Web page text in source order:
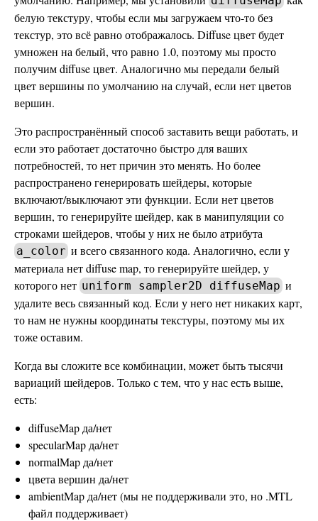
белую текстуру, чтобы если мы загружаем что-то без
текстур, это всё равно отображалось. Diffuse цвет будет
умножен на белый, что равно 1.0, поэтому мы просто
получим diffuse цвет. Аналогично мы передали белый
цвет вершины по умолчанию на случай, если нет цветов
вершин.
Это распространённый способ заставить вещи работать, и
если это работает достаточно быстро для ваших
потребностей, то нет причин это менять. Но более
распространено генерировать шейдеры, которые
включают/выключают эти функции. Если нет цветов
вершин, то генерируйте шейдер, как в манипуляции со
строками шейдеров, чтобы у них не было атрибута
a_color и всего связанного кода. Аналогично, если у
материала нет diffuse map, то генерируйте шейдер, у
которого нет uniform sampler2D diffuseMap и
удалите весь связанный код. Если у него нет никаких карт,
то нам не нужны координаты текстуры, поэтому мы их
тоже оставим.
Когда вы сложите все комбинации, может быть тысячи
вариаций шейдеров. Только с тем, что у нас есть выше,
есть:
diffuseMap да/нет
specularMap да/нет
normalMap да/нет
цвета вершин да/нет
ambientMap да/нет (мы не поддерживали это, но .MTL
файл поддерживает)